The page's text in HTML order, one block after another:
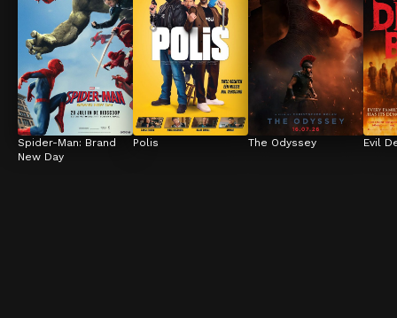
Spider-Man: Brand
New Day
Polis The Odyssey Evil